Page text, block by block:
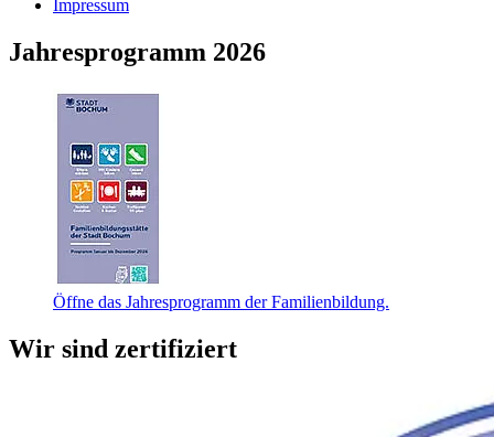
Impressum
Jahresprogramm 2026
Öffne das Jahresprogramm der Familienbildung.
Wir sind zertifiziert